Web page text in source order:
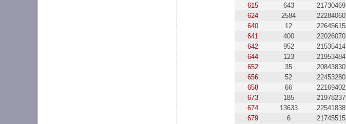
615
643 21730469
624
2584 22284060
640
12 22645615
641
400 22026070
642
952 21535414
644
123 21953484
652
35 20843830
656
52 22453280
658
66 22169402
673
185 21978237
674
13633 22541838
679
6 21745515